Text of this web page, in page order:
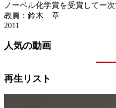
ノーベル化学賞を受賞してー
教員：鈴木 章
2011
人気の動画
再生リスト